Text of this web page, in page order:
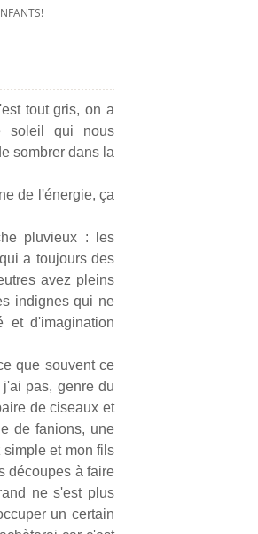
tout gris, on a
soleil qui nous
sombrer dans la
de l'énergie, ça
pluvieux : les
a toujours des
avez pleins
indignes qui ne
et d'imagination
que souvent ce
pas, genre du
de ciseaux et
de fanions, une
et mon fils
découpes à faire
ne s'est plus
un certain